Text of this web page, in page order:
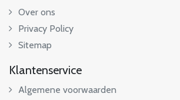
Over ons
Privacy Policy
Sitemap
Klantenservice
Algemene voorwaarden